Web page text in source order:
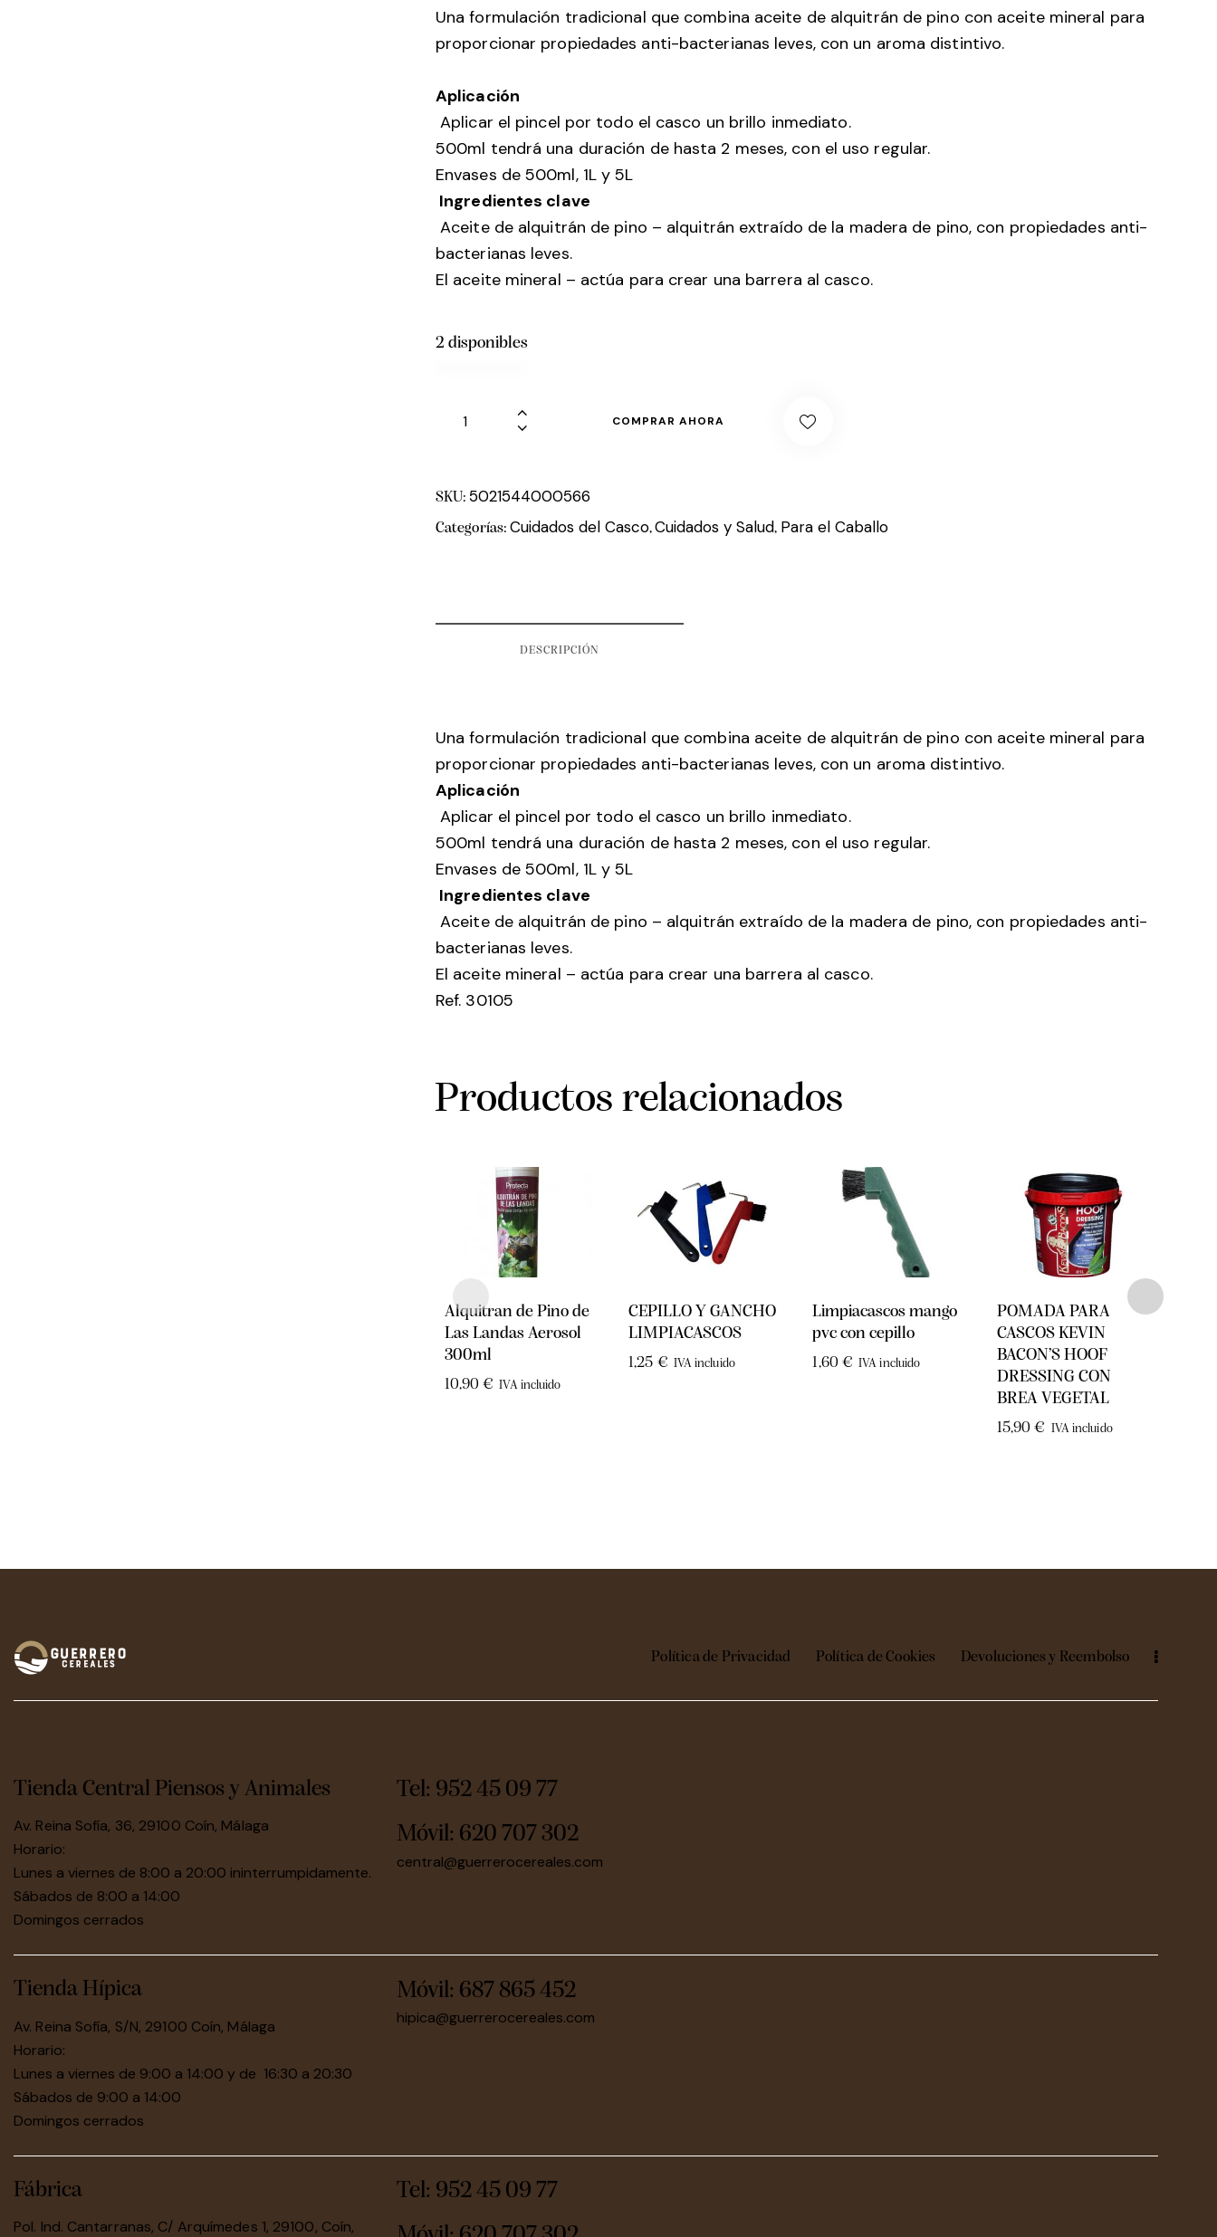
Una formulación tradicional que combina aceite de alquitrán de pino con aceite mineral para
proporcionar propiedades anti-bacterianas leves, con un aroma distintivo.
Aplicación
Aplicar el pincel por todo el casco un brillo inmediato.
500ml tendrá una duración de hasta 2 meses, con el uso regular.
Envases de 500ml, 1L y 5L
Ingredientes clave
Aceite de alquitrán de pino – alquitrán extraído de la madera de pino, con propiedades anti-
bacterianas leves.
El aceite mineral – actúa para crear una barrera al casco.
2 disponibles
COMPRAR AHORA
SKU:5021544000566
Categorías:Cuidados del Casco,Cuidados y Salud, Para el Caballo
DESCRIPCIÓN
Una formulación tradicional que combina aceite de alquitrán de pino con aceite mineral para
proporcionar propiedades anti-bacterianas leves, con un aroma distintivo.
Aplicación
Aplicar el pincel por todo el casco un brillo inmediato.
500ml tendrá una duración de hasta 2 meses, con el uso regular.
Envases de 500ml, 1L y 5L
Ingredientes clave
Aceite de alquitrán de pino – alquitrán extraído de la madera de pino, con propiedades anti-
bacterianas leves.
El aceite mineral – actúa para crear una barrera al casco.
Ref. 30105
Productos relacionados
Alquitran de Pino de
Las Landas Aerosol
300ml
10,90€ IVA incluido
CEPILLO Y GANCHO
LIMPIACASCOS
1,25 € IVA incluido
Limpiacascos mango
pvc con cepillo
1,60 € IVA incluido
POMADA PARA
CASCOS KEVIN
BACON’S HOOF
DRESSING CON
BREA VEGETAL
15,90€ IVA incluido
Política de Privacidad Política de Cookies Devoluciones y Reembolso
Tienda Central Piensos y Animales
Av. Reina Sofía, 36, 29100 Coín, Málaga
Horario:
Lunes a viernes de 8:00 a 20:00 ininterrumpidamente.
Sábados de 8:00 a 14:00
Domingos cerrados
Tel: 952 45 09 77
Móvil: 620 707 302
central@guerrerocereales.com
Tienda Hípica
Av. Reina Sofía, S/N, 29100 Coín, Málaga
Horario:
Lunes a viernes de 9:00 a 14:00 y de 16:30 a 20:30
Sábados de 9:00 a 14:00
Domingos cerrados
Móvil: 687 865 452
hipica@guerrerocereales.com
Fábrica
Pol. Ind. Cantarranas, C/ Arquímedes 1, 29100, Coín,
Tel: 952 45 09 77